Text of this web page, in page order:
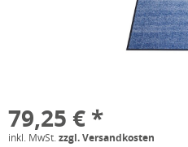
79,25 € *
inkl. MwSt.zzgl. Versandkosten